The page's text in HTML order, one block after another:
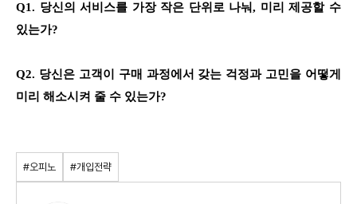
Q1. 당신의 서비스를 가장 작은 단위로 나눠, 미리 제공할 수
있는가?
Q2. 당신은 고객이 구매 과정에서 갖는 걱정과 고민을 어떻게
미리 해소시켜 줄 수 있는가?
#오피노 #개입전략